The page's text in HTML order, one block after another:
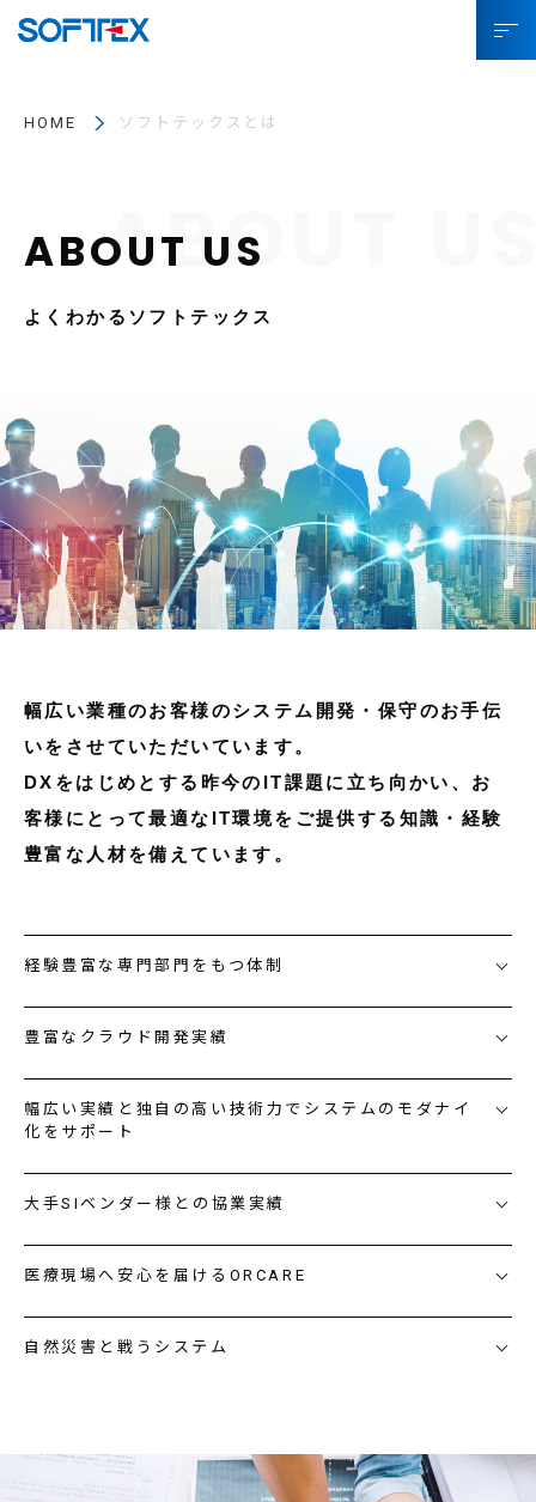
資料ダウンロード
ソフトテックスとは
お役立ちコラム
SDGsへの取り組み
採用情報
IR情報
お知らせ
HOME ソフトテックスとは
よくわかるソフトテックス
幅広い業種のお客様のシステム開発・保守のお手伝
いをさせていただいています。
DXをはじめとする昨今のIT課題に立ち向かい、お
客様にとって最適なIT環境をご提供する知識・経験
豊富な人材を備えています。
経験豊富な専門部門をもつ体制
豊富なクラウド開発実績
幅広い実績と独自の高い技術力でシステムのモダナイ
化をサポート
大手SIベンダー様との協業実績
医療現場へ安心を届けるORCARE
自然災害と戦うシステム